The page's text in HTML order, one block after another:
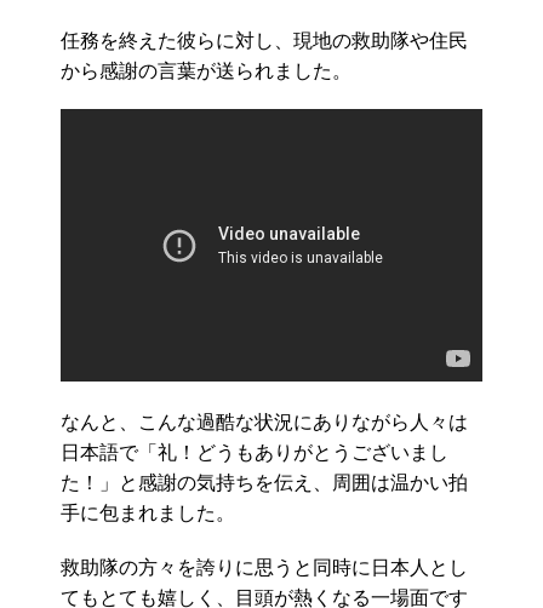
任務を終えた彼らに対し、現地の救助隊や住民
から感謝の言葉が送られました。
なんと、こんな過酷な状況にありながら人々は
日本語で「礼！どうもありがとうございまし
た！」と感謝の気持ちを伝え、周囲は温かい拍
手に包まれました。
救助隊の方々を誇りに思うと同時に日本人とし
てもとても嬉しく、目頭が熱くなる一場面です